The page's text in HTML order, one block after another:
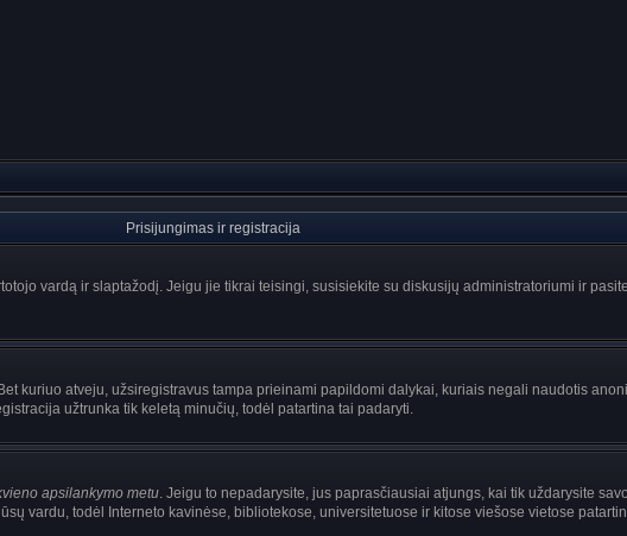
Prisijungimas ir registracija
vardą ir slaptažodį. Jeigu jie tikrai teisingi, susisiekite su diskusijų administratoriumi ir
kuriuo atveju, užsiregistravus tampa prieinami papildomi dalykai, kuriais negali naudotis
užtrunka tik keletą minučių, todėl patartina tai padaryti.
apsilankymo metu. Jeigu to nepadarysite, jus paprasčiausiai atjungs, kai tik uždarysite
vardu, todėl Interneto kavinėse, bibliotekose, universitetuose ir kitose viešose vietose